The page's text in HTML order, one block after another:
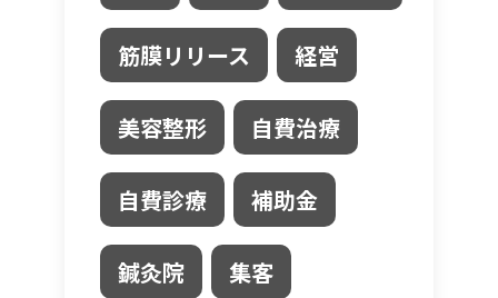
筋膜リリース 経営
美容整形 自費治療
自費診療 補助金
鍼灸院 集客